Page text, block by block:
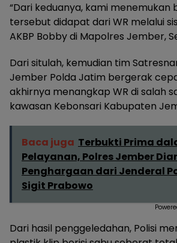
“Dari keduanya, kami menemukan
tersebut didapat dari WR melalui
AKBP Bobby di Mapolres Jember,
Dari situlah, kemudian tim
Jember Polda Jatim bergerak
akhirnya menangkap WR di salah
kawasan Kebonsari Kabupaten
Baca juga Terbukti Prima
Pelayanan, Polres Jember
Penghargaan dari Jenderal
Sigit Prabowo
Dari hasil penggeledahan, Polisi